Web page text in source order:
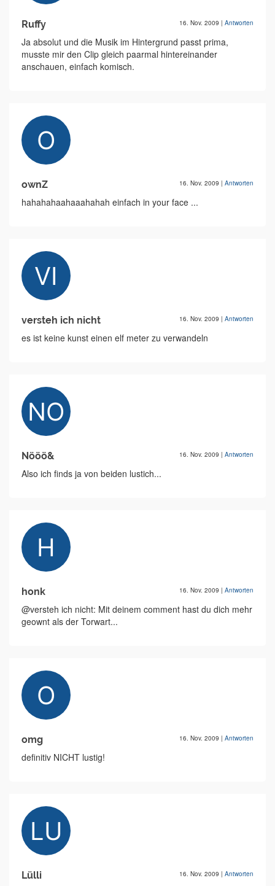
Ruffy 16. Nov. 2009 | Antworten
Ja absolut und die Musik im Hintergrund passt prima,
musste mir den Clip gleich paarmal hintereinander
anschauen, einfach komisch.
ownZ 16. Nov. 2009 | Antworten
hahahahaahaaahahah einfach in your face ...
versteh ich nicht 16. Nov. 2009 | Antworten
es ist keine kunst einen elf meter zu verwandeln
Nööö& 16. Nov. 2009 | Antworten
Also ich finds ja von beiden lustich...
honk 16. Nov. 2009 | Antworten
@versteh ich nicht: Mit deinem comment hast du dich mehr
geownt als der Torwart...
omg 16. Nov. 2009 | Antworten
definitiv NICHT lustig!
Lülli 16. Nov. 2009 | Antworten